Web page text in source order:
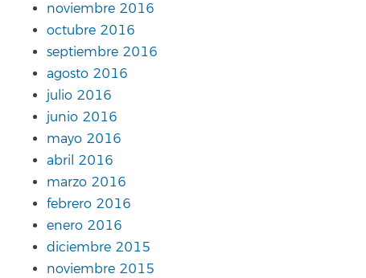
noviembre 2016
octubre 2016
septiembre 2016
agosto 2016
julio 2016
junio 2016
mayo 2016
abril 2016
marzo 2016
febrero 2016
enero 2016
diciembre 2015
noviembre 2015